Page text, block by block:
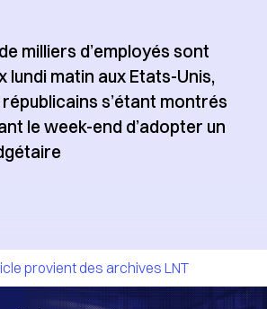
milliers d’employés sont
lundi matin aux Etats-Unis,
s’étant montrés
le week-end d’adopter un
provient des archives LNT